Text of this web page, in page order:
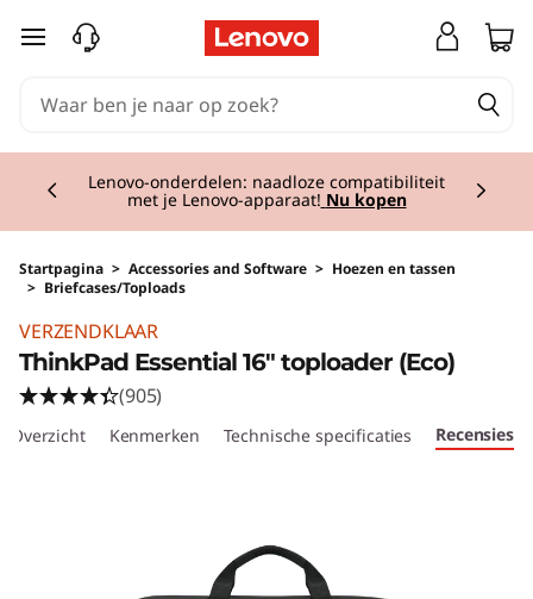
Ga naar de hoofdinhoud
Lenovo-onderdelen: naadloze compatibiliteit
met je Lenovo-apparaat! Nu kopen
Startpagina > Accessories and Software > Hoezen en tassen
> Briefcases/Toploads
VERZENDKLAAR
ThinkPad Essential 16" toploader (Eco)
(905)
Overzicht Kenmerken Technische specificaties Recensies